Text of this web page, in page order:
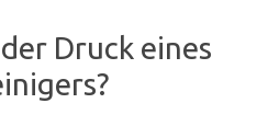
Druck eines